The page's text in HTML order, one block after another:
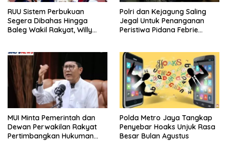
RUU Sistem Perbukuan
Segera Dibahas Hingga
Baleg Wakil Rakyat, Willy
Polri dan Kejagung Saling
Jegal Untuk Penanganan
Peristiwa Pidana Febrie
MUI Minta Pemerintah dan
Dewan Perwakilan Rakyat
Pertimbangkan Hukuman
Polda Metro Jaya Tangkap
Penyebar Hoaks Unjuk Rasa
Besar Bulan Agustus